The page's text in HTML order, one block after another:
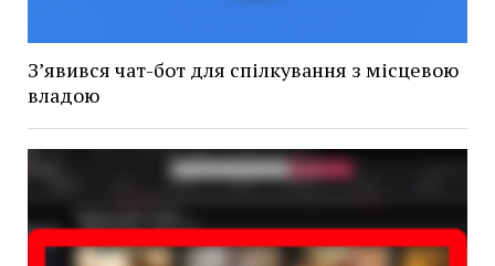
З’явився чат-бот для спілкування з місцевою
владою